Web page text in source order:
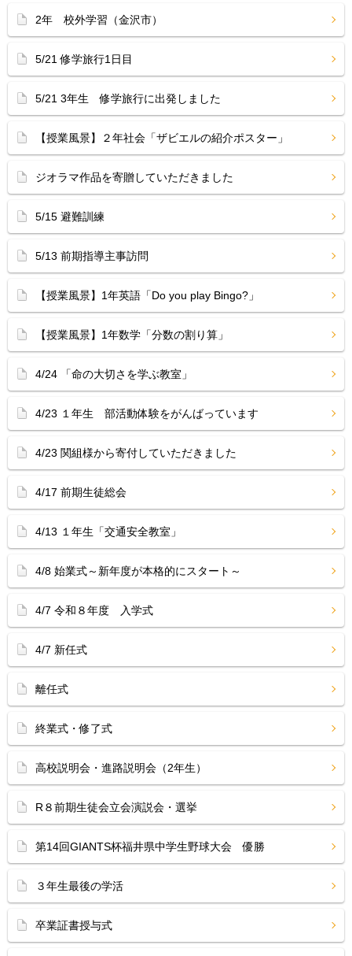
2年 校外学習（金沢市）
5/21 修学旅行1日目
5/21 3年生 修学旅行に出発しました
【授業風景】２年社会「ザビエルの紹介ポスター」
ジオラマ作品を寄贈していただきました
5/15 避難訓練
5/13 前期指導主事訪問
【授業風景】1年英語「Do you play Bingo?」
【授業風景】1年数学「分数の割り算」
4/24 「命の大切さを学ぶ教室」
4/23 １年生 部活動体験をがんばっています
4/23 関組様から寄付していただきました
4/17 前期生徒総会
4/13 １年生「交通安全教室」
4/8 始業式～新年度が本格的にスタート～
4/7 令和８年度 入学式
4/7 新任式
離任式
終業式・修了式
高校説明会・進路説明会（2年生）
R８前期生徒会立会演説会・選挙
第14回GIANTS杯福井県中学生野球大会 優勝
３年生最後の学活
卒業証書授与式